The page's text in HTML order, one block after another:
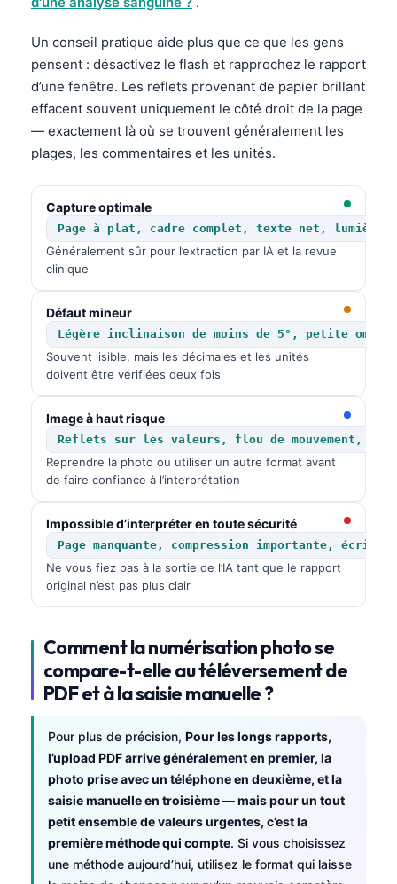
Un conseil pratique aide plus que ce que les gens
pensent : désactivez le flash et rapprochez le rapport
d’une fenêtre. Les reflets provenant de papier brillant
effacent souvent uniquement le côté droit de la page
— exactement là où se trouvent généralement les
plages, les commentaires et les unités.
Capture optimale
Page à plat, cadre complet, texte net, lumière
Généralement sûr pour l’extraction par IA et la revue
clinique
Défaut mineur
Légère inclinaison de moins de 5°, petite
Souvent lisible, mais les décimales et les unités
doivent être vérifiées deux fois
Image à haut risque
Reflets sur les valeurs, flou de mouvement,
Reprendre la photo ou utiliser un autre format avant
de faire confiance à l’interprétation
Impossible d’interpréter en toute sécurité
Page manquante, compression importante,
Ne vous fiez pas à la sortie de l’IA tant que le rapport
original n’est pas plus clair
Comment la numérisation photo se
compare-t-elle au téléversement de
PDF et à la saisie manuelle ?
Pour plus de précision, Pour les longs rapports,
l’upload PDF arrive généralement en premier, la
photo prise avec un téléphone en deuxième, et la
saisie manuelle en troisième — mais pour un tout
petit ensemble de valeurs urgentes, c’est la
première méthode qui compte. Si vous choisissez
une méthode aujourd’hui, utilisez le format qui laisse